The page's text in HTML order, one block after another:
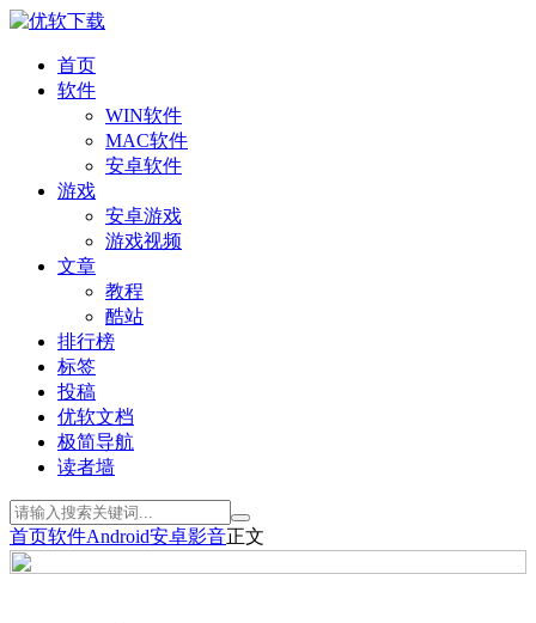
首页
软件
WIN软件
MAC软件
安卓软件
游戏
安卓游戏
游戏视频
文章
教程
酷站
排行榜
标签
投稿
优软文档
极简导航
读者墙
首页软件Android安卓影音正文